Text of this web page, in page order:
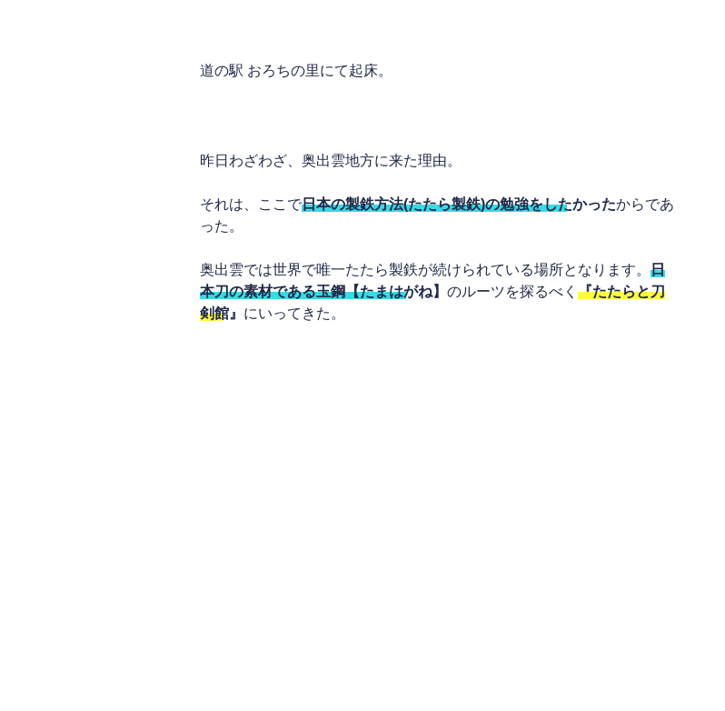
道の駅 おろちの里にて起床。
昨日わざわざ、奥出雲地方に来た理由。
それは、ここで日本の製鉄方法(たたら製鉄)の勉強をしたかったからであ
った。
奥出雲では世界で唯一たたら製鉄が続けられている場所となります。 日
本刀の素材である玉鋼【たまはがね】 のルーツを探るべく 『たたらと刀
剣館』 にいってきた。